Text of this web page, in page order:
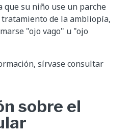
que su niño use un parche
de la ambliopía,
"ojo vago" u "ojo
sírvase consultar
sobre el